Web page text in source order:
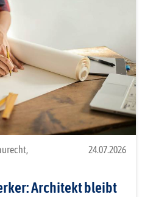
24.07.2026
Architekt bleibt